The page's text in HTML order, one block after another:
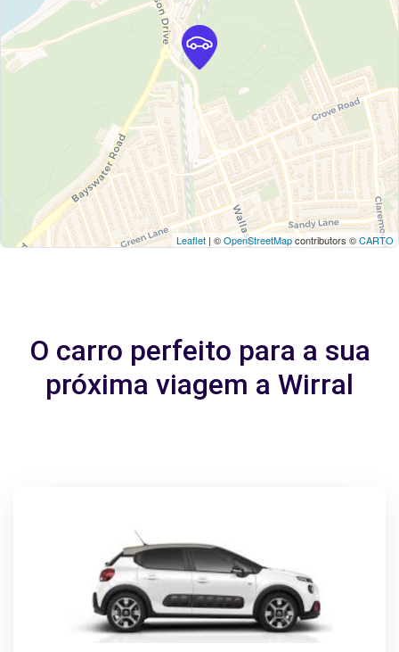
Leaflet | ©OpenStreetMapcontributors ©CARTO
O carro perfeito para a sua
próxima viagem a Wirral